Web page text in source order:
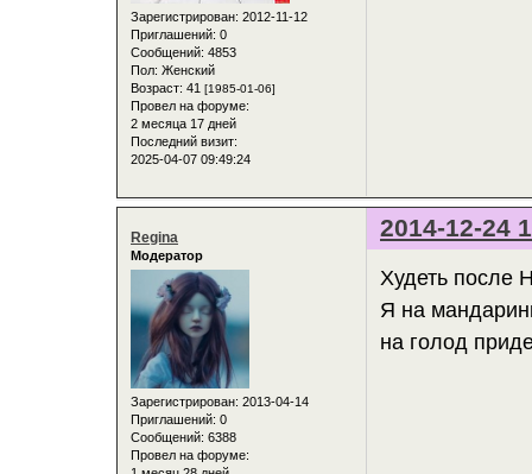
Зарегистрирован: 2012-11-12
Приглашений: 0
Сообщений: 4853
Пол: Женский
Возраст: 41 [1985-01-06]
Провел на форуме:
2 месяца 17 дней
Последний визит:
2025-04-07 09:49:24
2014-12-24
Regina
Модератор
Зарегистрирован: 2013-04-14
Приглашений: 0
Сообщений: 6388
Провел на форуме:
Худеть после
Я на
на голод